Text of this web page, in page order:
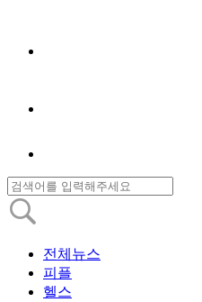
전체뉴스
피플
헬스